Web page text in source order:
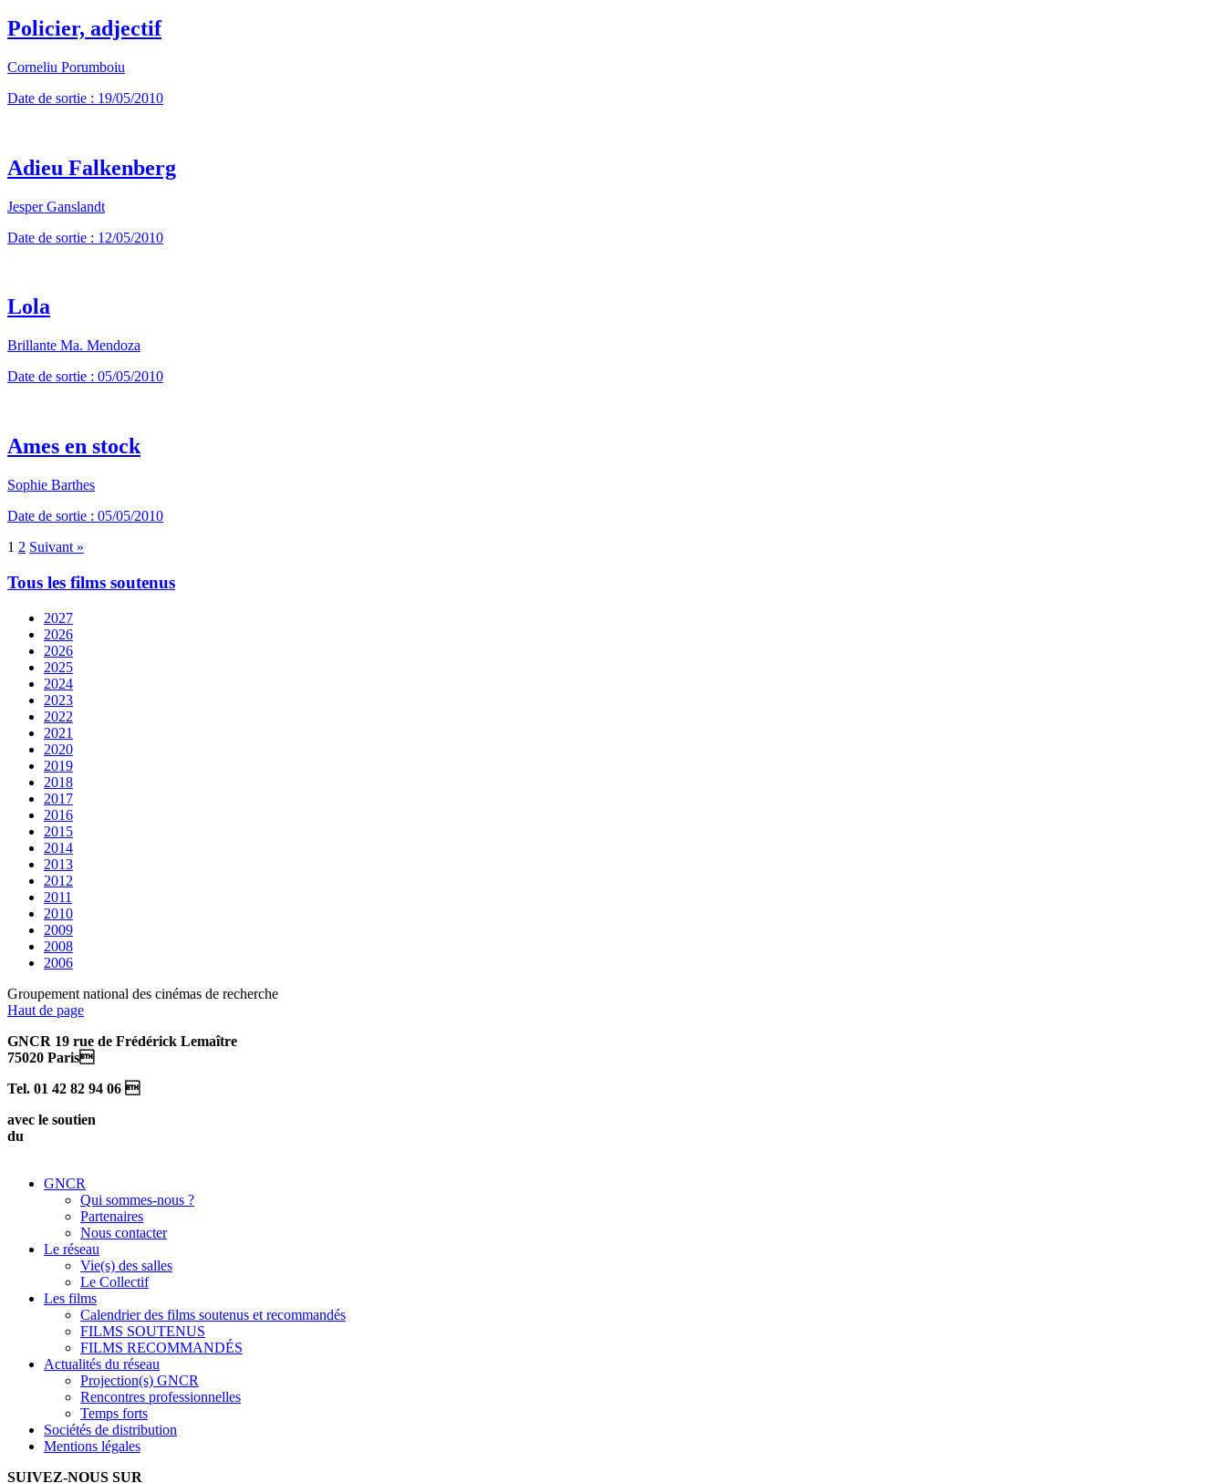
Policier, adjectif
Corneliu Porumboiu
Date de sortie : 19/05/2010
Adieu Falkenberg
Jesper Ganslandt
Date de sortie : 12/05/2010
Lola
Brillante Ma. Mendoza
Date de sortie : 05/05/2010
Ames en stock
Sophie Barthes
Date de sortie : 05/05/2010
1 2 Suivant »
Tous les films soutenus
2027
2026
2026
2025
2024
2023
2022
2021
2020
2019
2018
2017
2016
2015
2014
2013
2012
2011
2010
2009
2008
2006
Groupement national des cinémas de recherche
Haut de page
GNCR 19 rue de Frédérick Lemaître
75020 Paris
Tel. 01 42 82 94 06 
avec le soutien
du
GNCR
Qui sommes-nous ?
Partenaires
Nous contacter
Le réseau
Vie(s) des salles
Le Collectif
Les films
Calendrier des films soutenus et recommandés
FILMS SOUTENUS
FILMS RECOMMANDÉS
Actualités du réseau
Projection(s) GNCR
Rencontres professionnelles
Temps forts
Sociétés de distribution
Mentions légales
SUIVEZ-NOUS SUR